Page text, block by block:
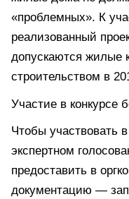
«проблемных». К
реализованный
допускаются жилые
строительством в
Участие в конкурсе
Чтобы участвовать
экспертном
предоставить в
документацию —